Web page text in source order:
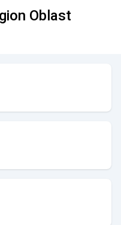
Oblast